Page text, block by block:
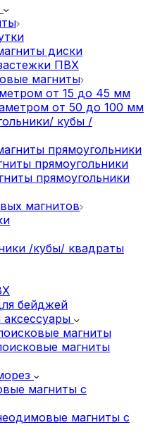
диски
ПВХ
магниты
от 15 до 45 мм
от 50 до 100 мм
кубы /
прямоугольники
прямоугольники
прямоугольники
магнитов
/кубы/ квадраты
бейджей
магниты
магниты
магниты с
магниты с